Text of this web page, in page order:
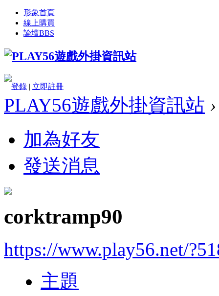
形象首頁
線上購買
論壇BBS
登錄 | 立即註冊
PLAY56遊戲外掛資訊站 ›
加為好友
發送消息
corktramp90
https://www.play56.net/
主題